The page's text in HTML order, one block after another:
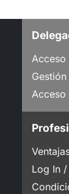
Acceso
Acceso
Log In